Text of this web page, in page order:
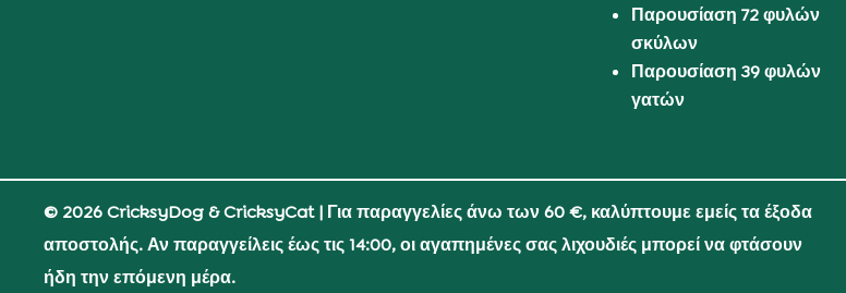
Παρουσίαση 72 φυλών
σκύλων
Παρουσίαση 39 φυλών
γατών
© 2026 CricksyDog & CricksyCat| Για παραγγελίες άνω των 60 €, καλύπτουμε εμείς τα έξοδα
αποστολής. Αν παραγγείλεις έως τις 14:00, οι αγαπημένες σας λιχουδιές μπορεί να φτάσουν
ήδη την επόμενη μέρα.